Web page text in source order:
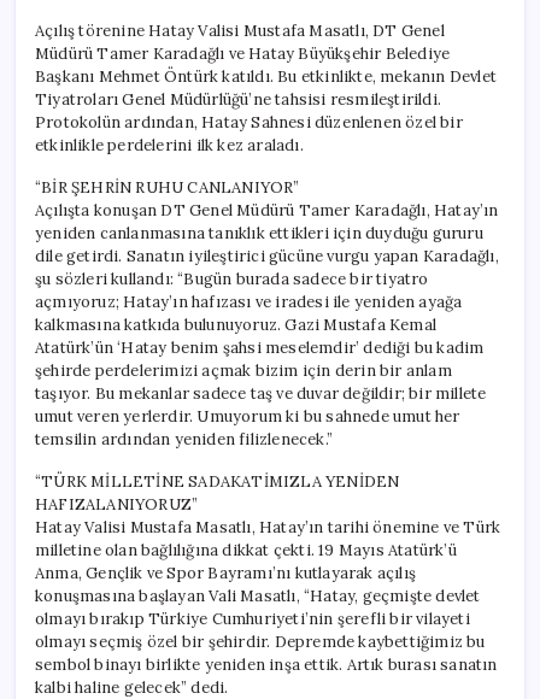
Açılış törenine Hatay Valisi Mustafa Masatlı, DT Genel
Müdürü Tamer Karadağlı ve Hatay Büyükşehir Belediye
Başkanı Mehmet Öntürk katıldı. Bu etkinlikte, mekanın Devlet
Tiyatroları Genel Müdürlüğü’ne tahsisi resmileştirildi.
Protokolün ardından, Hatay Sahnesi düzenlenen özel bir
etkinlikle perdelerini ilk kez araladı.
“BİR ŞEHRİN RUHU CANLANIYOR”
Açılışta konuşan DT Genel Müdürü Tamer Karadağlı, Hatay’ın
yeniden canlanmasına tanıklık ettikleri için duyduğu gururu
dile getirdi. Sanatın iyileştirici gücüne vurgu yapan Karadağlı,
şu sözleri kullandı: “Bugün burada sadece bir tiyatro
açmıyoruz; Hatay’ın hafızası ve iradesi ile yeniden ayağa
kalkmasına katkıda bulunuyoruz. Gazi Mustafa Kemal
Atatürk’ün ‘Hatay benim şahsi meselemdir’ dediği bu kadim
şehirde perdelerimizi açmak bizim için derin bir anlam
taşıyor. Bu mekanlar sadece taş ve duvar değildir; bir millete
umut veren yerlerdir. Umuyorum ki bu sahnede umut her
temsilin ardından yeniden filizlenecek.”
“TÜRK MİLLETİNE SADAKATİMIZLA YENİDEN
HAFIZALANIYORUZ”
Hatay Valisi Mustafa Masatlı, Hatay’ın tarihi önemine ve Türk
milletine olan bağlılığına dikkat çekti. 19 Mayıs Atatürk’ü
Anma, Gençlik ve Spor Bayramı’nı kutlayarak açılış
konuşmasına başlayan Vali Masatlı, “Hatay, geçmişte devlet
olmayı bırakıp Türkiye Cumhuriyeti’nin şerefli bir vilayeti
olmayı seçmiş özel bir şehirdir. Depremde kaybettiğimiz bu
sembol binayı birlikte yeniden inşa ettik. Artık burası sanatın
kalbi haline gelecek” dedi.